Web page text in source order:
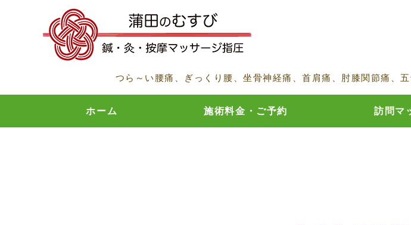
つら～い腰痛、ぎっくり腰、坐骨神経痛、首肩痛、肘膝関節痛、
ホーム 施術料金・ご予約 訪問マ